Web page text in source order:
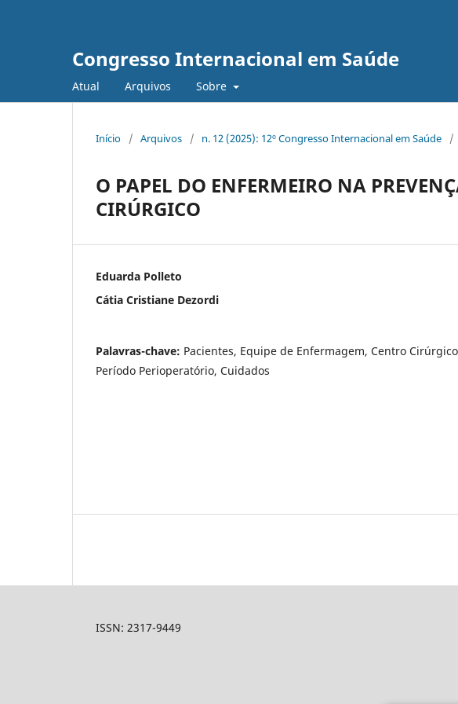
Congresso Internacional em Saúde
Atual Arquivos Sobre
Início / Arquivos / n. 12 (2025): 12º Congresso Internacional em Saúde /
O PAPEL DO ENFERMEIRO NA
CIRÚRGICO
Eduarda Polleto
Cátia Cristiane Dezordi
Palavras-chave: Pacientes, Equipe de Enfermagem, Centro
Período Perioperatório, Cuidados
ISSN: 2317-9449